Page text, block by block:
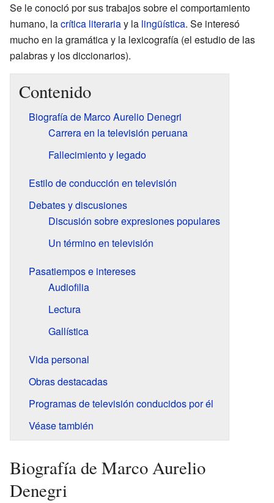
Se le conoció por sus trabajos sobre el comportamiento
humano, lacrítica literariay la lingüística. Se interesó
mucho en la gramática y la lexicografía (el estudio de las
palabras y los diccionarios).
Contenido
Biografía de Marco Aurelio Denegri
Carrera en la televisión peruana
Fallecimiento y legado
Estilo de conducción en televisión
Debates y discusiones
Discusión sobre expresiones populares
Un término en televisión
Pasatiempos e intereses
Audiofilia
Lectura
Gallística
Vida personal
Obras destacadas
Programas de televisión conducidos por él
Véase también
Biografía de Marco Aurelio
Denegri